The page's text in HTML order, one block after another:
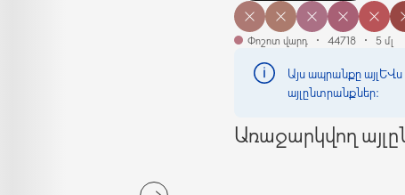
Փոշոտ վարդ 44718 5 մլ
Այս ապրանքը այլևս
այլընտրանքներ։
Առաջարկվող